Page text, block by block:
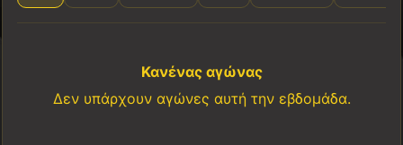
Κανένας αγώνας
Δεν υπάρχουν αγώνες αυτή την εβδομάδα.